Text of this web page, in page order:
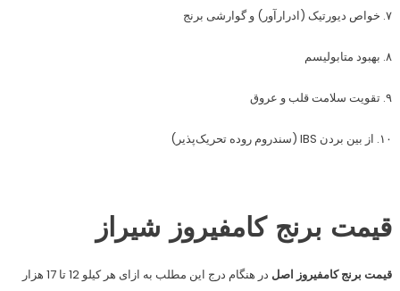
۷. خواص دیورتیک (ادرارآور) و گوارشی برنج
۸. بهبود متابولیسم
۹. تقویت سلامت قلب و عروق
۱۰. از بین بردن IBS (سندروم روده تحریک‌پذیر)
قیمت برنج کامفیروز شیراز
قیمت برنج کامفیروز اصل
در هنگام درج این مطلب به ازای هر کیلو 12 تا 17 هزار